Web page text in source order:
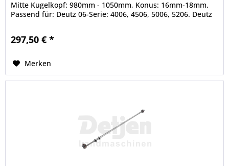
Mitte Kugelkopf: 980mm - 1050mm, Konus: 16mm-18mm.
Passend für: Deutz 06-Serie: 4006, 4506, 5006, 5206. Deutz
297,50 € *
Merken